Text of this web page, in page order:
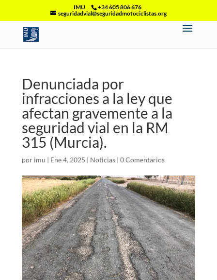
IMU
+34 605 806 676
seguridadvial@seguridadmotociclistas.org
Denunciada por
infracciones a la ley que
afectan gravemente a la
seguridad vial en la RM
315 (Murcia).
por imu | Ene 4, 2025 | Noticias| 0 Comentarios